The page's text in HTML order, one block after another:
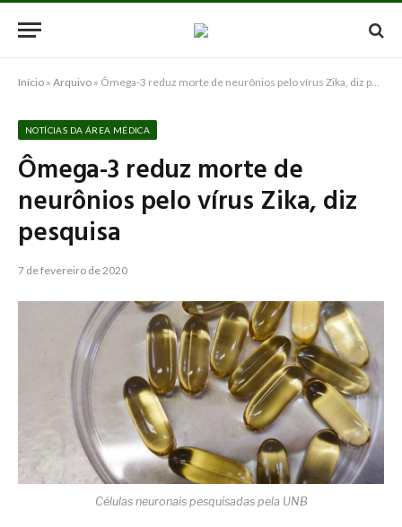
Início » Arquivo » Ômega-3 reduz morte de neurônios pelo vírus Zika, diz pesquisa
NOTÍCIAS DA ÁREA MÉDICA
Ômega-3 reduz morte de
neurônios pelo vírus Zika, diz
pesquisa
7 de fevereiro de 2020
Células neuronais pesquisadas pela UNB